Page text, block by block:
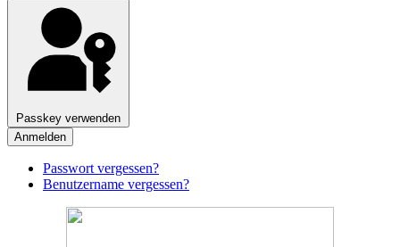
Passkey verwenden
Anmelden
Passwort vergessen?
Benutzername vergessen?